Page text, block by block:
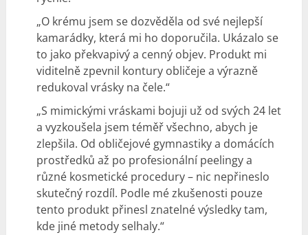
„O krému jsem se dozvěděla od své nejlepší
kamarádky, která mi ho doporučila. Ukázalo se
to jako překvapivý a cenný objev. Produkt mi
viditelně zpevnil kontury obličeje a výrazně
redukoval vrásky na čele.“
„S mimickými vráskami bojuji už od svých 24 let
a vyzkoušela jsem téměř všechno, abych je
zlepšila. Od obličejové gymnastiky a domácích
prostředků až po profesionální peelingy a
různé kosmetické procedury – nic nepřineslo
skutečný rozdíl. Podle mé zkušenosti pouze
tento produkt přinesl znatelné výsledky tam,
kde jiné metody selhaly.“